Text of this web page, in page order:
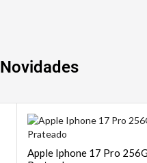
Novidades
Apple Iphone 17 Pro